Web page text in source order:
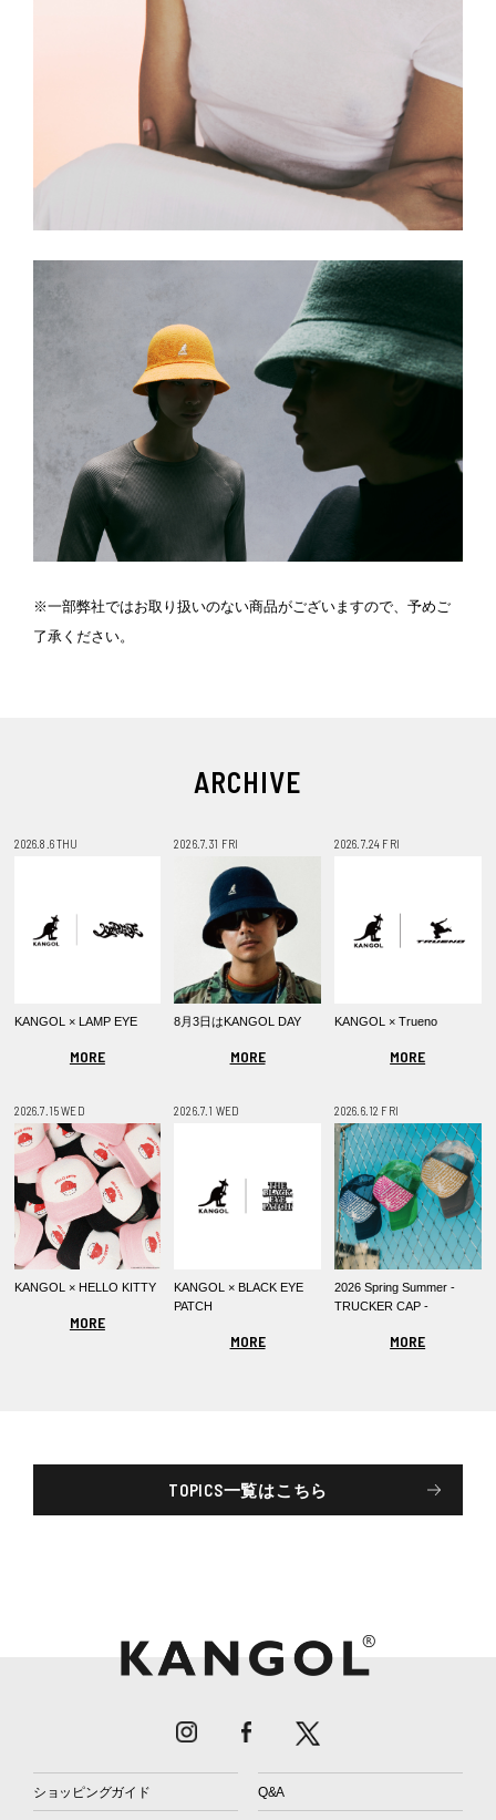
※一部弊社ではお取り扱いのない商品がございますので、予めご
了承ください。
ARCHIVE
2026.8.6 THU
KANGOL × LAMP EYE
MORE
2026.7.31 FRI
8月3日はKANGOL DAY
MORE
2026.7.24 FRI
KANGOL × Trueno
MORE
2026.7.15 WED
KANGOL × HELLO KITTY
MORE
2026.7.1 WED
KANGOL × BLACK EYE
PATCH
MORE
2026.6.12 FRI
2026 Spring Summer -
TRUCKER CAP -
MORE
TOPICS一覧はこちら
ショッピングガイド Q&A